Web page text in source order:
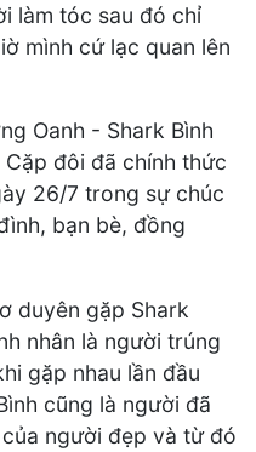
làm tóc sau đó chỉ
mình cứ lạc quan lên
Oanh - Shark Bình
đôi đã chính thức
26/7 trong sự chúc
bạn bè, đồng
duyên gặp Shark
nhân là người trúng
gặp nhau lần đầu
cũng là người đã
người đẹp và từ đó